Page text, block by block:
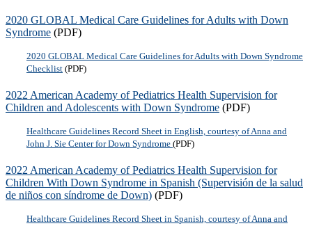
2020 GLOBAL Medical Care Guidelines for Adults with Down
Syndrome (PDF)
2020 GLOBAL Medical Care Guidelines for Adults with Down Syndrome
Checklist (PDF)
2022 American Academy of Pediatrics Health Supervision for
Children and Adolescents with Down Syndrome (PDF)
Healthcare Guidelines Record Sheet in English, courtesy of Anna and
John J. Sie Center for Down Syndrome (PDF)
2022 American Academy of Pediatrics Health Supervision for
Children With Down Syndrome in Spanish (Supervisión de la salud
de niños con síndrome de Down) (PDF)
Healthcare Guidelines Record Sheet in Spanish, courtesy of Anna and